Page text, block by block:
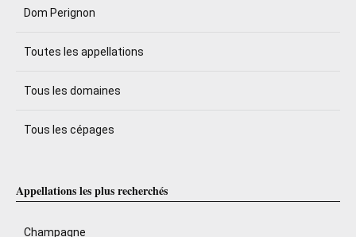
Dom Perignon
Toutes les appellations
Tous les domaines
Tous les cépages
Appellations les plus recherchés
Champagne